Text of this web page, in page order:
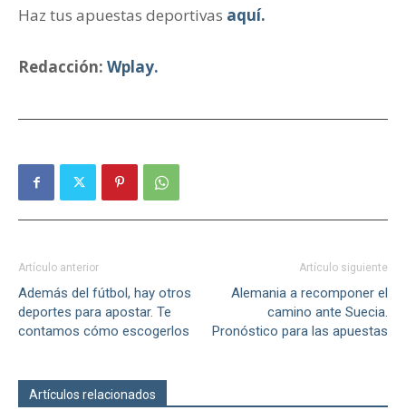
Haz tus apuestas deportivas aquí.
Redacción: Wplay.
Artículo anterior
Además del fútbol, hay otros
deportes para apostar. Te
contamos cómo escogerlos
Artículo siguiente
Alemania a recomponer el
camino ante Suecia.
Pronóstico para las apuestas
Artículos relacionados